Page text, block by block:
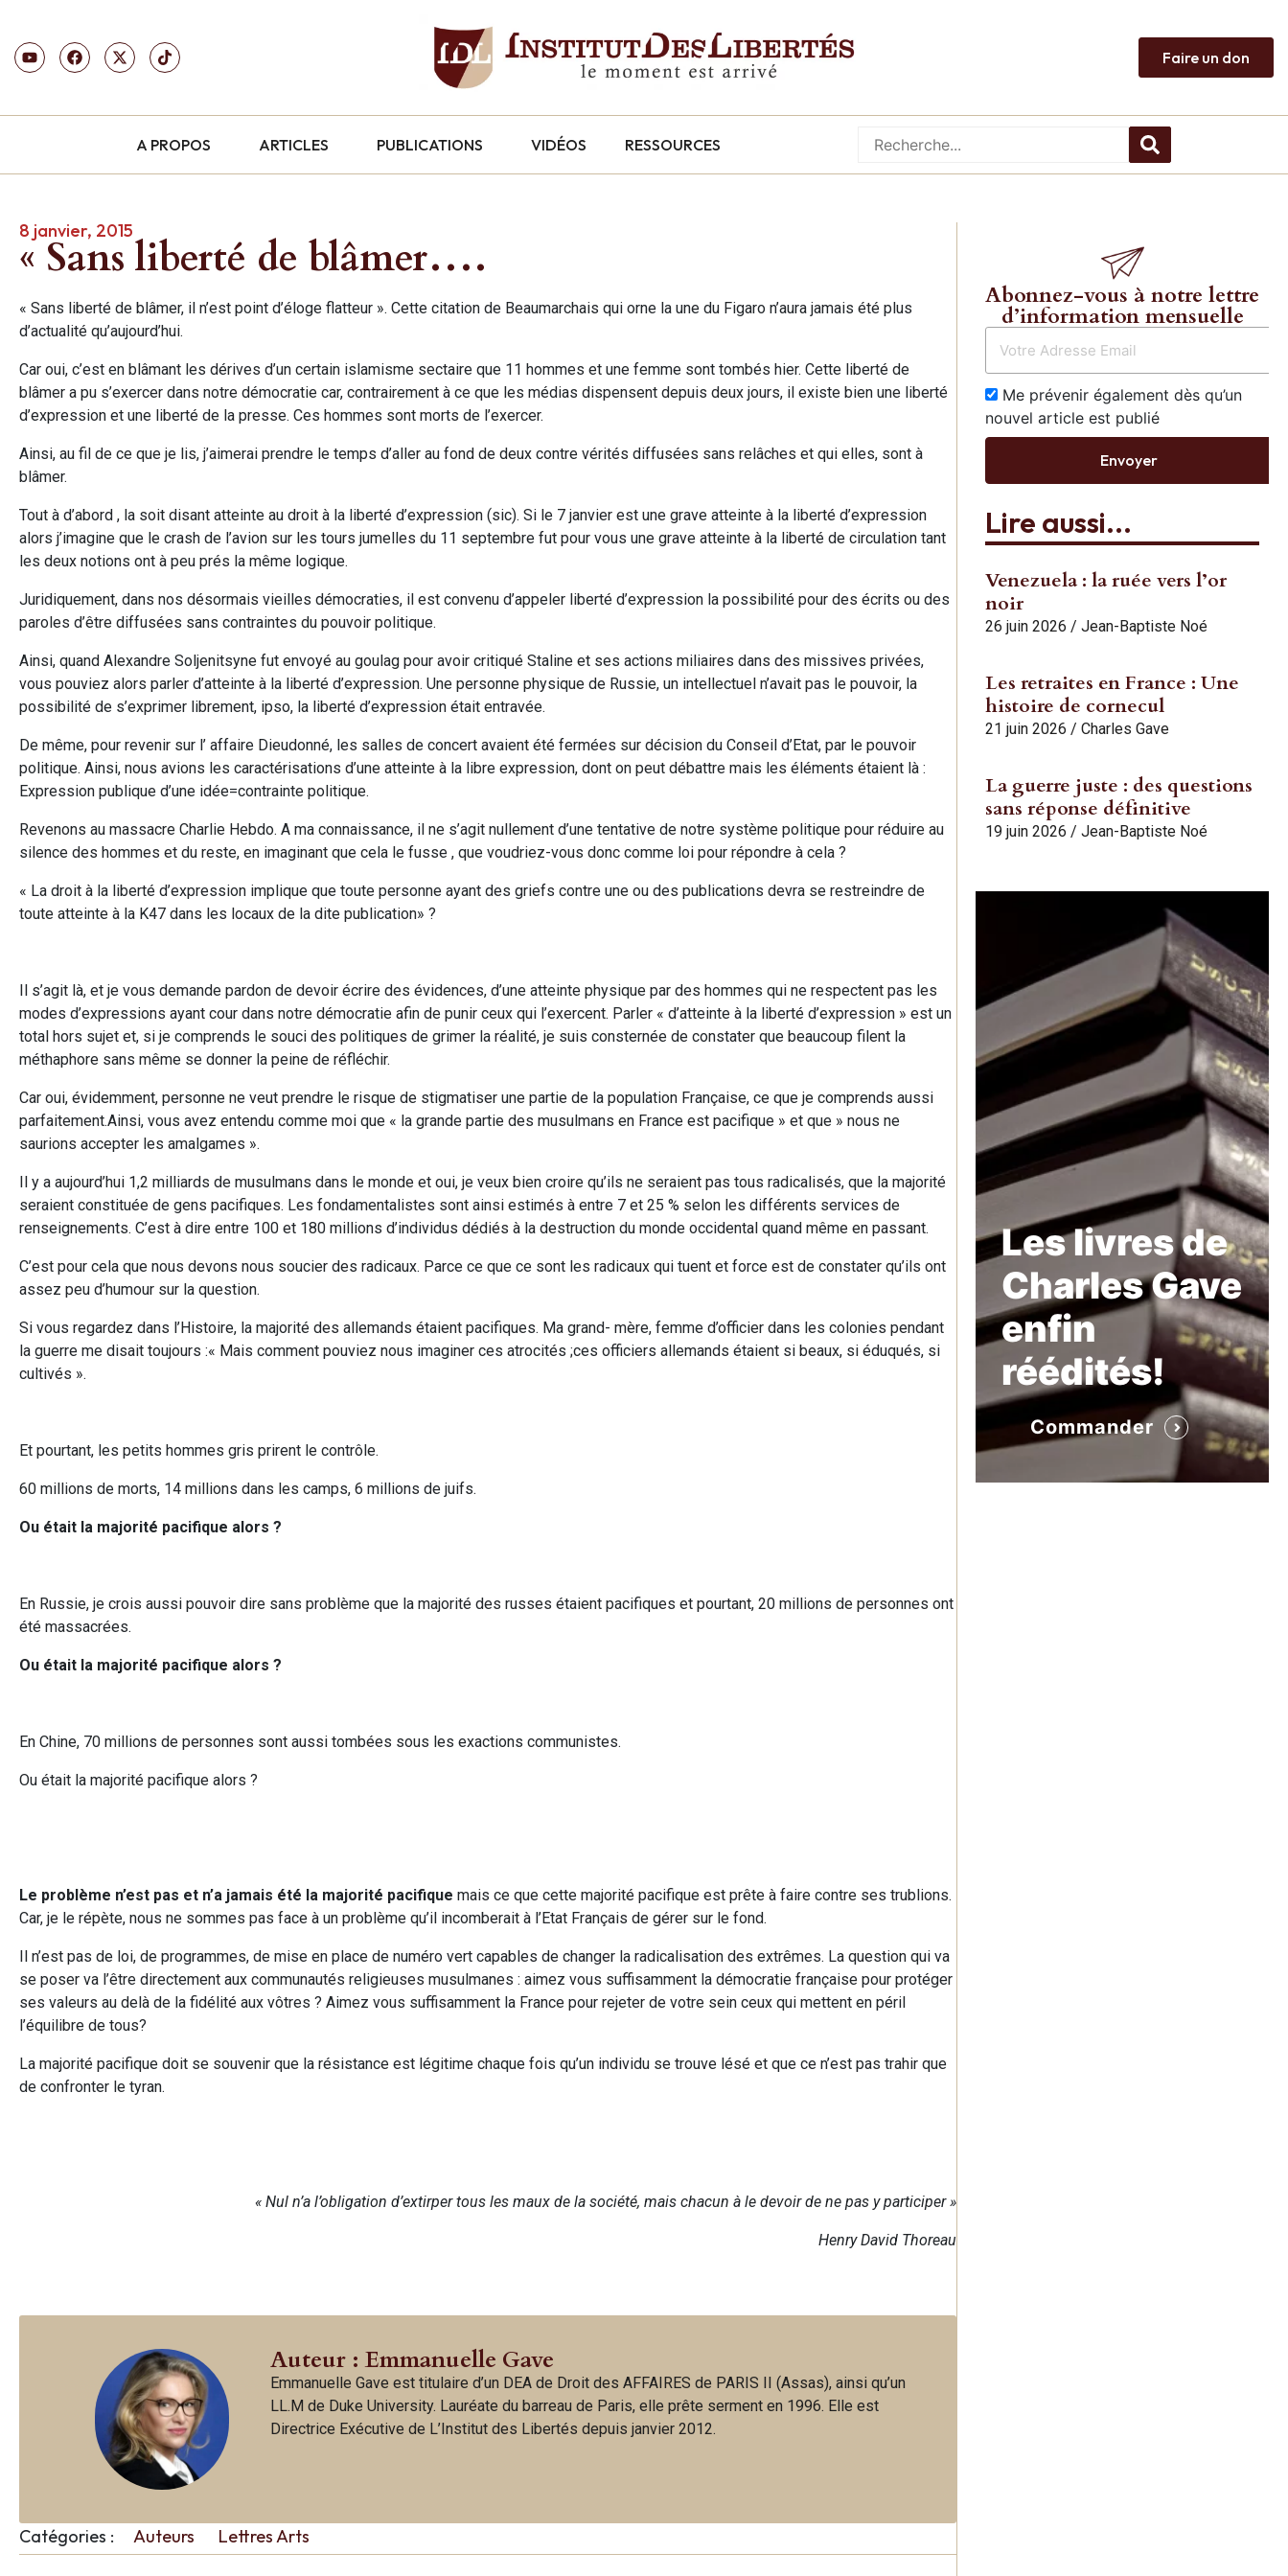
Faire un don
A PROPOS ARTICLES PUBLICATIONS VIDÉOS RESSOURCES
8 janvier, 2015
« Sans liberté de blâmer….
« Sans liberté de blâmer, il n’est point d’éloge flatteur ». Cette citation de Beaumarchais qui orne la une du Figaro n’aura jamais été plus
d’actualité qu’aujourd’hui.
Car oui, c’est en blâmant les dérives d’un certain islamisme sectaire que 11 hommes et une femme sont tombés hier. Cette liberté de
blâmer a pu s’exercer dans notre démocratie car, contrairement à ce que les médias dispensent depuis deux jours, il existe bien une liberté
d’expression et une liberté de la presse. Ces hommes sont morts de l’exercer.
Ainsi, au fil de ce que je lis, j’aimerai prendre le temps d’aller au fond de deux contre vérités diffusées sans relâches et qui elles, sont à
blâmer.
Tout à d’abord , la soit disant atteinte au droit à la liberté d’expression (sic). Si le 7 janvier est une grave atteinte à la liberté d’expression
alors j’imagine que le crash de l’avion sur les tours jumelles du 11 septembre fut pour vous une grave atteinte à la liberté de circulation tant
les deux notions ont à peu prés la même logique.
Juridiquement, dans nos désormais vieilles démocraties, il est convenu d’appeler liberté d’expression la possibilité pour des écrits ou des
paroles d’être diffusées sans contraintes du pouvoir politique.
Ainsi, quand Alexandre Soljenitsyne fut envoyé au goulag pour avoir critiqué Staline et ses actions miliaires dans des missives privées,
vous pouviez alors parler d’atteinte à la liberté d’expression. Une personne physique de Russie, un intellectuel n’avait pas le pouvoir, la
possibilité de s’exprimer librement, ipso, la liberté d’expression était entravée.
De même, pour revenir sur l’ affaire Dieudonné, les salles de concert avaient été fermées sur décision du Conseil d’Etat, par le pouvoir
politique. Ainsi, nous avions les caractérisations d’une atteinte à la libre expression, dont on peut débattre mais les éléments étaient là :
Expression publique d’une idée=contrainte politique.
Revenons au massacre Charlie Hebdo. A ma connaissance, il ne s’agit nullement d’une tentative de notre système politique pour réduire au
silence des hommes et du reste, en imaginant que cela le fusse , que voudriez-vous donc comme loi pour répondre à cela ?
« La droit à la liberté d’expression implique que toute personne ayant des griefs contre une ou des publications devra se restreindre de
toute atteinte à la K47 dans les locaux de la dite publication» ?
Il s’agit là, et je vous demande pardon de devoir écrire des évidences, d’une atteinte physique par des hommes qui ne respectent pas les
modes d’expressions ayant cour dans notre démocratie afin de punir ceux qui l’exercent. Parler « d’atteinte à la liberté d’expression » est un
total hors sujet et, si je comprends le souci des politiques de grimer la réalité, je suis consternée de constater que beaucoup filent la
méthaphore sans même se donner la peine de réfléchir.
Car oui, évidemment, personne ne veut prendre le risque de stigmatiser une partie de la population Française, ce que je comprends aussi
parfaitement.Ainsi, vous avez entendu comme moi que « la grande partie des musulmans en France est pacifique » et que » nous ne
saurions accepter les amalgames ».
Il y a aujourd’hui 1,2 milliards de musulmans dans le monde et oui, je veux bien croire qu’ils ne seraient pas tous radicalisés, que la majorité
seraient constituée de gens pacifiques. Les fondamentalistes sont ainsi estimés à entre 7 et 25 % selon les différents services de
renseignements. C’est à dire entre 100 et 180 millions d’individus dédiés à la destruction du monde occidental quand même en passant.
C’est pour cela que nous devons nous soucier des radicaux. Parce ce que ce sont les radicaux qui tuent et force est de constater qu’ils ont
assez peu d’humour sur la question.
Si vous regardez dans l’Histoire, la majorité des allemands étaient pacifiques. Ma grand- mère, femme d’officier dans les colonies pendant
la guerre me disait toujours :« Mais comment pouviez nous imaginer ces atrocités ;ces officiers allemands étaient si beaux, si éduqués, si
cultivés ».
Et pourtant, les petits hommes gris prirent le contrôle.
60 millions de morts, 14 millions dans les camps, 6 millions de juifs.
Ou était la majorité pacifique alors ?
En Russie, je crois aussi pouvoir dire sans problème que la majorité des russes étaient pacifiques et pourtant, 20 millions de personnes ont
été massacrées.
Ou était la majorité pacifique alors ?
En Chine, 70 millions de personnes sont aussi tombées sous les exactions communistes.
Ou était la majorité pacifique alors ?
Le problème n’est pas et n’a jamais été la majorité pacifique mais ce que cette majorité pacifique est prête à faire contre ses trublions.
Car, je le répète, nous ne sommes pas face à un problème qu’il incomberait à l’Etat Français de gérer sur le fond.
Il n’est pas de loi, de programmes, de mise en place de numéro vert capables de changer la radicalisation des extrêmes. La question qui va
se poser va l’être directement aux communautés religieuses musulmanes : aimez vous suffisamment la démocratie française pour protéger
ses valeurs au delà de la fidélité aux vôtres ? Aimez vous suffisamment la France pour rejeter de votre sein ceux qui mettent en péril
l’équilibre de tous?
La majorité pacifique doit se souvenir que la résistance est légitime chaque fois qu’un individu se trouve lésé et que ce n’est pas trahir que
de confronter le tyran.
« Nul n’a l’obligation d’extirper tous les maux de la société, mais chacun à le devoir de ne pas y participer »
Henry David Thoreau
Auteur : Emmanuelle Gave
Emmanuelle Gave est titulaire d’un DEA de Droit des AFFAIRES de PARIS II (Assas), ainsi qu’un
LL.M de Duke University. Lauréate du barreau de Paris, elle prête serment en 1996. Elle est
Directrice Exécutive de L’Institut des Libertés depuis janvier 2012.
Catégories : Auteurs Lettres Arts
Abonnez-vous à notre lettre
d’information mensuelle
Me prévenir également dès qu’un
nouvel article est publié
Envoyer
Lire aussi...
Venezuela : la ruée vers l’or
noir
26 juin 2026 / Jean-Baptiste Noé
Les retraites en France : Une
histoire de cornecul
21 juin 2026 / Charles Gave
La guerre juste : des questions
sans réponse définitive
19 juin 2026 / Jean-Baptiste Noé
Les livres de
Charles Gave
enfin
réédités!
Commander